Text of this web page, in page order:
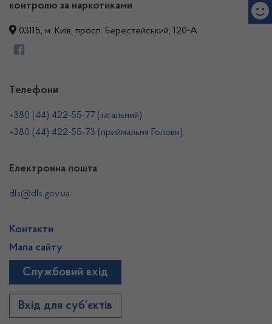
контролю за наркотиками
03115, м. Київ, просп. Берестейський, 120-А
Телефони
+380 (44) 422-55-77 (загальний)
+380 (44) 422-55-73 (приймальня Голови)
Електронна пошта
dls@dls.gov.ua
Контакти
Мапа сайту
Службовий вхід
Вхід для суб’єктів